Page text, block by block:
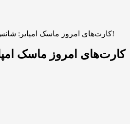
کارت‌های امروز ماسک امپایر: شانس خود را امتحان کنید!
کارت‌های امروز ماسک